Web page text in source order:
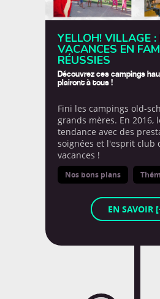
LA PAROLES DES
YELLOH! VILLAGE :
VACANCES EN
RÉUSSIES
Découvrez ces campings
plairont à tous !
Fini les campings old-
grands mères. En 2016,
tendance avec des
soignées et l'esprit club
vacances !
Nos bons plans
EN SAVOIR